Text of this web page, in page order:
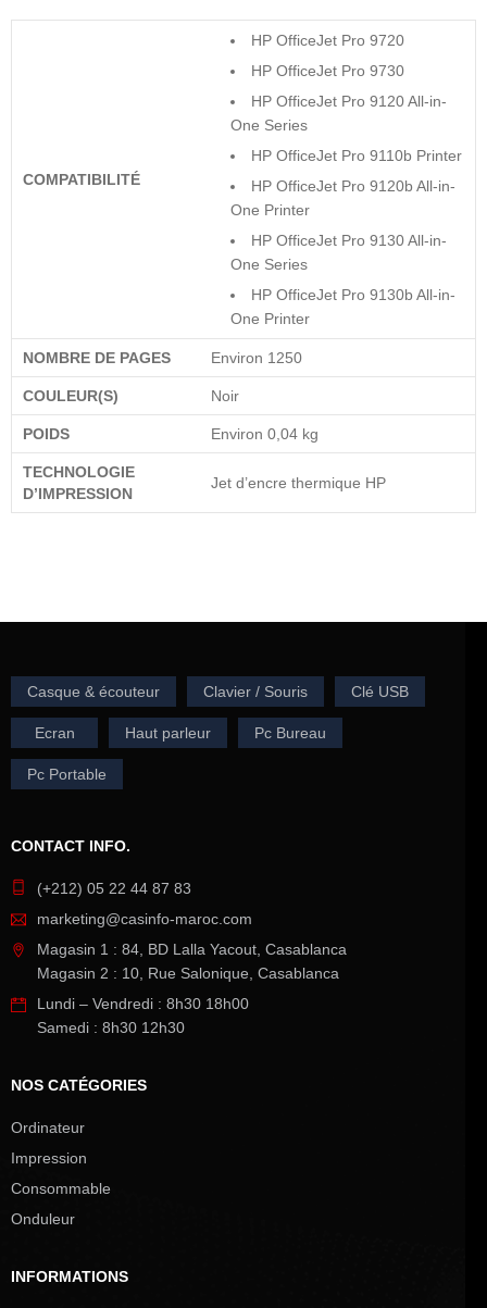
COMPATIBILITÉ
HP OfficeJet Pro 9720
HP OfficeJet Pro 9730
HP OfficeJet Pro 9120 All-in-
One Series
HP OfficeJet Pro 9110b Printer
HP OfficeJet Pro 9120b All-in-
One Printer
HP OfficeJet Pro 9130 All-in-
One Series
HP OfficeJet Pro 9130b All-in-
One Printer
NOMBRE DE PAGES Environ 1250
COULEUR(S) Noir
POIDS Environ 0,04 kg
TECHNOLOGIE
D’IMPRESSION
Jet d’encre thermique HP
Casque & écouteur Clavier / Souris Clé USB
Ecran Haut parleur Pc Bureau
Pc Portable
CONTACT INFO.
(+212) 05 22 44 87 83
marketing@casinfo-maroc.com
Magasin 1 : 84, BD Lalla Yacout, Casablanca
Magasin 2 : 10, Rue Salonique, Casablanca
Lundi – Vendredi : 8h30 18h00
Samedi : 8h30 12h30
NOS CATÉGORIES
Ordinateur
Impression
Consommable
Onduleur
INFORMATIONS